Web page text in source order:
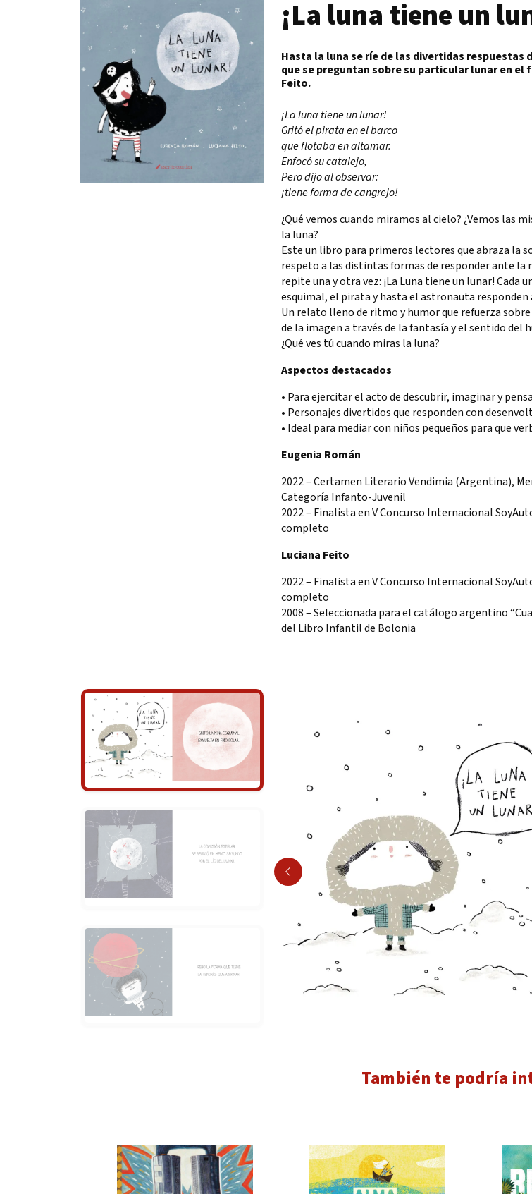
¡La luna tiene un
Hasta la luna se ríe de las divertidas respuestas
que se preguntan sobre su particular lunar en el
Feito.
¡La luna tiene un lunar!
Gritó el pirata en el barco
que flotaba en altamar.
Enfocó su catalejo,
Pero dijo al observar:
¡tiene forma de cangrejo!
¿Qué vemos cuando miramos al cielo? ¿Vemos las
la luna?
Este un libro para primeros lectores que abraza la
respeto a las distintas formas de responder ante la
repite una y otra vez: ¡La Luna tiene un lunar! Cada
esquimal, el pirata y hasta el astronauta responden
Un relato lleno de ritmo y humor que refuerza
de la imagen a través de la fantasía y el sentido del
¿Qué ves tú cuando miras la luna?
Aspectos destacados
• Para ejercitar el acto de descubrir, imaginar y
• Personajes divertidos que responden con
• Ideal para mediar con niños pequeños para que
Eugenia Román
2022 – Certamen Literario Vendimia (Argentina),
Categoría Infanto-Juvenil
2022 – Finalista en V Concurso Internacional
completo
Luciana Feito
2022 – Finalista en V Concurso Internacional
completo
2008 – Seleccionada para el catálogo argentino
del Libro Infantil de Bolonia
También te podría